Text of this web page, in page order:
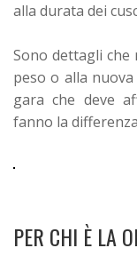
alla durata dei
Sono dettagli che
peso o alla
gara che deve
fanno la
PER CHI È LA